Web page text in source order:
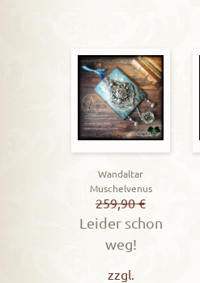
Wandaltar
Muschelvenus
259,90€
Leider schon
weg!
zzgl.